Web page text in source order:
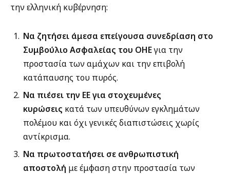
την ελληνική κυβέρνηση:
Να ζητήσει άμεσα επείγουσα συνεδρίαση στο
Συμβούλιο Ασφαλείας του ΟΗΕγια την
προστασία των αμάχων και την επιβολή
κατάπαυσης του πυρός.
Να πιέσει την ΕΕ για στοχευμένες
κυρώσεις κατά των υπευθύνων εγκλημάτων
πολέμου και όχι γενικές διαπιστώσεις χωρίς
αντίκρισμα.
Να πρωτοστατήσει σε ανθρωπιστική
αποστολή με έμφαση στην προστασία των